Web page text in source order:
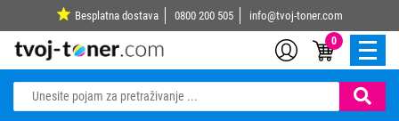
Besplatna dostava 0800 200 505 info@tvoj-toner.com
0